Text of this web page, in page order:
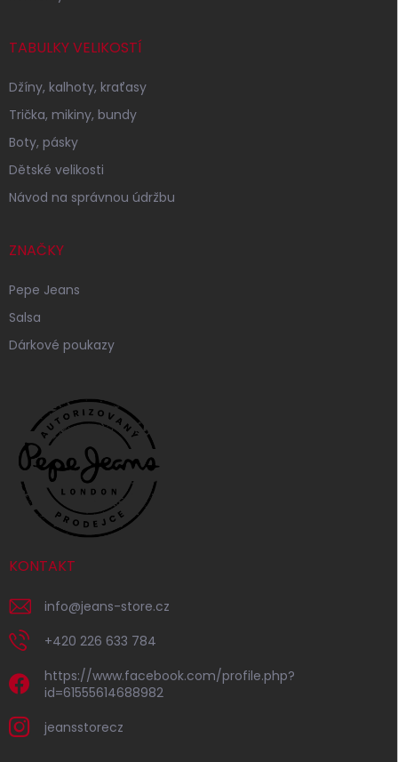
TABULKY VELIKOSTÍ
Džíny, kalhoty, kraťasy
Trička, mikiny, bundy
Boty, pásky
Dětské velikosti
Návod na správnou údržbu
ZNAČKY
Pepe Jeans
Salsa
Dárkové poukazy
KONTAKT
info@jeans-store.cz
+420 226 633 784
https://www.facebook.com/profile.php?
id=61555614688982
jeansstorecz